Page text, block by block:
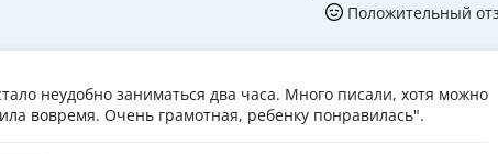
Положительный
неудобно заниматься два часа. Много писали, хотя можно
вовремя. Очень грамотная, ребенку понравилась".